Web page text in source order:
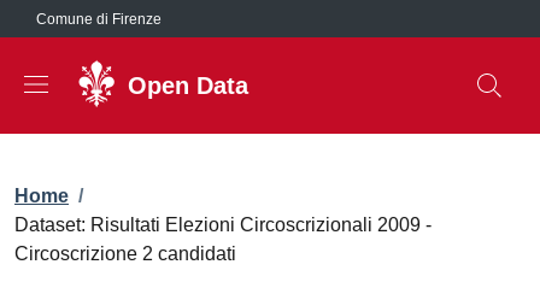
Salta al contenuto principale
Comune di Firenze
Open Data
Briciole di pane
Home /
Dataset: Risultati Elezioni Circoscrizionali 2009 -
Circoscrizione 2 candidati